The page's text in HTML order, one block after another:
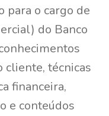
para o cargo de
do Banco
cliente, técnicas
financeira,
e conteúdos